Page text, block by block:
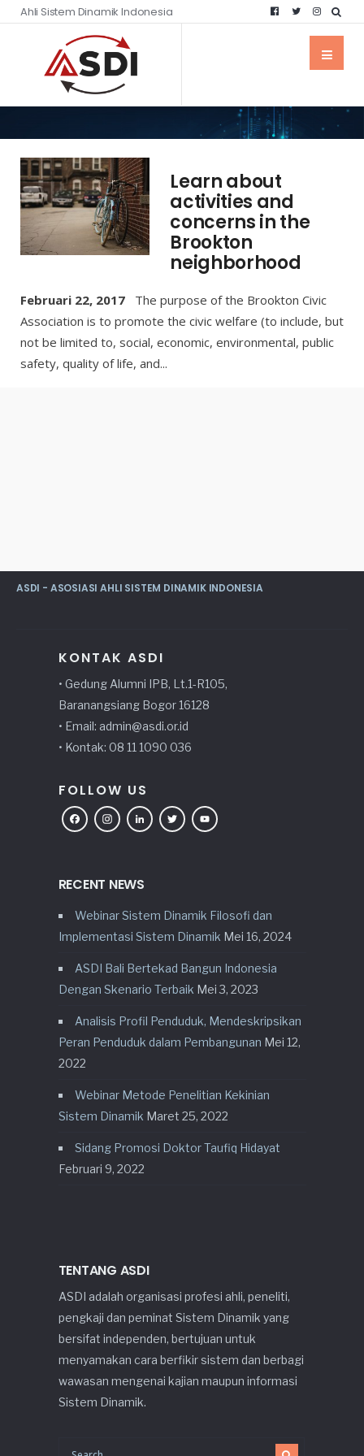
Ahli Sistem Dinamik Indonesia
Learn about
activities and
concerns in the
Brookton
neighborhood
Februari 22, 2017
The purpose of the Brookton Civic
Association is to promote the civic welfare (to include, but
not be limited to, social, economic, environmental, public
safety, quality of life, and...
ASDI - ASOSIASI AHLI SISTEM DINAMIK INDONESIA
KONTAK ASDI
• Gedung Alumni IPB, Lt.1-R105,
Baranangsiang Bogor 16128
• Email: admin@asdi.or.id
• Kontak: 08 11 1090 036
FOLLOW US
Facebook
Instagram
LinkedIn
Twitter
RECENT NEWS
Webinar Sistem Dinamik Filosofi dan
Implementasi Sistem Dinamik Mei 16, 2024
ASDI Bali Bertekad Bangun Indonesia
Dengan Skenario Terbaik Mei 3, 2023
Analisis Profil Penduduk, Mendeskripsikan
Peran Penduduk dalam Pembangunan Mei 12,
2022
Webinar Metode Penelitian Kekinian
Sistem Dinamik Maret 25, 2022
Sidang Promosi Doktor Taufiq Hidayat
Februari 9, 2022
TENTANG ASDI
ASDI adalah organisasi profesi ahli, peneliti,
pengkaji dan peminat Sistem Dinamik yang
bersifat independen, bertujuan untuk
menyamakan cara berfikir sistem dan berbagi
wawasan mengenai kajian maupun informasi
Sistem Dinamik.